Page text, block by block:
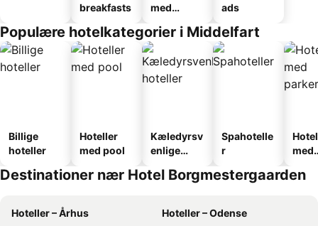
breakfasts
med
ads
Populære hotelkategorier i Middelfart
Billige
hoteller
Hoteller
med pool
Kæledyrsv
enlige
Spahotelle
r
med
Destinationer nær Hotel Borgmestergaarden
Hoteller – Århus
Hoteller – Odense